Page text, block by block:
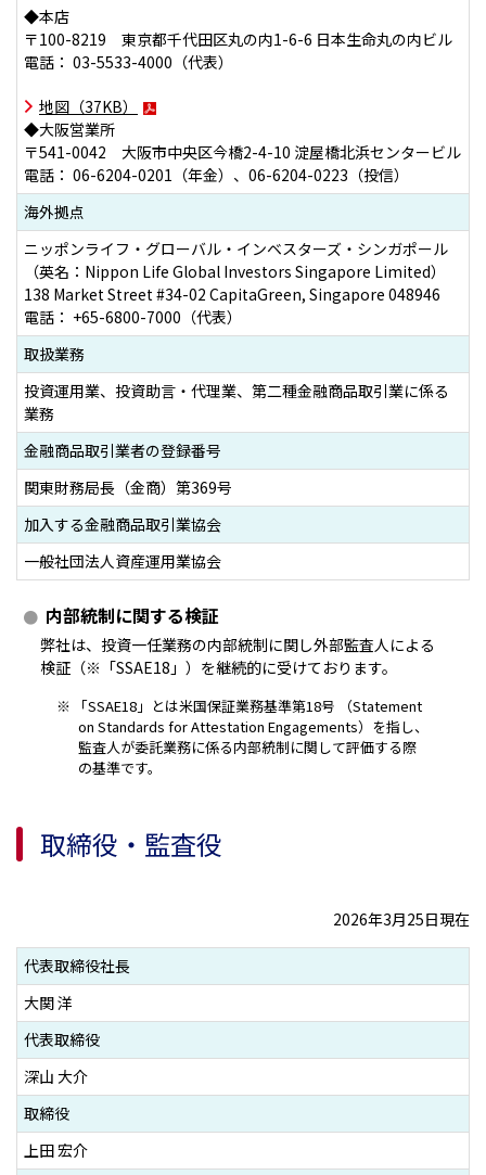
確定拠出年金制度について
確定拠出年金 基準価額一覧
サステナビリティレポート
サステナブル投資
日本版スチュワードシップ・コードへの対応
ESGへの取り組み
議決権行使について
国内株式議決権行使の方針と判断基準
サステナビリティレポート等
資産形成はじめるなら
◆本店
〒100-8219 東京都千代田区丸の内1-6-6 日本生命丸の内ビル
電話： 03-5533-4000（代表）
地図（37KB）
◆大阪営業所
〒541-0042 大阪市中央区今橋2-4-10 淀屋橋北浜センタービル
電話： 06-6204-0201（年金）、06-6204-0223（投信）
海外拠点
ニッポンライフ・グローバル・インベスターズ・シンガポール
（英名：Nippon Life Global Investors Singapore Limited）
138 Market Street #34-02 CapitaGreen, Singapore 048946
電話： +65-6800-7000（代表）
取扱業務
投資運用業、投資助言・代理業、第二種金融商品取引業に係る
業務
金融商品取引業者の登録番号
関東財務局長（金商）第369号
加入する金融商品取引業協会
一般社団法人資産運用業協会
内部統制に関する検証
弊社は、投資一任業務の内部統制に関し外部監査人による
検証（※「SSAE18」）を継続的に受けております。
「SSAE18」とは米国保証業務基準第18号 （Statement
on Standards for Attestation Engagements）を指し、
監査人が委託業務に係る内部統制に関して評価する際
の基準です。
取締役・監査役
2026年3月25日現在
代表取締役社長
大関 洋
代表取締役
深山 大介
取締役
上田 宏介